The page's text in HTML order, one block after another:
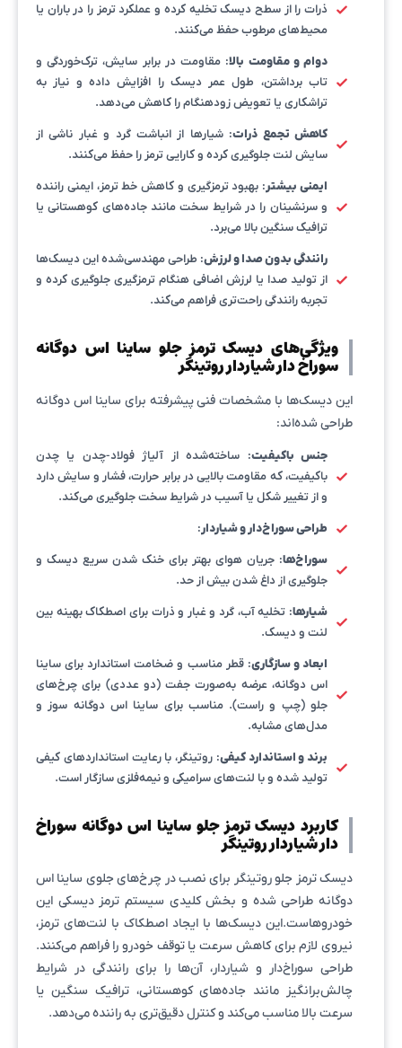
ذرات را از سطح دیسک تخلیه کرده و عملکرد ترمز را در باران یا
محیط‌های مرطوب حفظ می‌کنند.
دوام و مقاومت بالا: مقاومت در برابر سایش، ترک‌خوردگی و
تاب برداشتن، طول عمر دیسک را افزایش داده و نیاز به
تراشکاری یا تعویض زودهنگام را کاهش می‌دهد.
کاهش تجمع ذرات: شیارها از انباشت گرد و غبار ناشی از
سایش لنت جلوگیری کرده و کارایی ترمز را حفظ می‌کنند.
ایمنی بیشتر: بهبود ترمزگیری و کاهش خط ترمز، ایمنی راننده
و سرنشینان را در شرایط سخت مانند جاده‌های کوهستانی یا
ترافیک سنگین بالا می‌برد.
رانندگی بدون صدا و لرزش: طراحی مهندسی‌شده این دیسک‌ها
از تولید صدا یا لرزش اضافی هنگام ترمزگیری جلوگیری کرده و
تجربه رانندگی راحت‌تری فراهم می‌کند.
ویژگی‌های دیسک ترمز جلو ساینا اس دوگانه
سوراخ دار شیاردار روتینگر
این دیسک‌ها با مشخصات فنی پیشرفته برای ساینا اس دوگانه
طراحی شده‌اند:
جنس باکیفیت: ساخته‌شده از آلیاژ فولاد-چدن یا چدن
باکیفیت، که مقاومت بالایی در برابر حرارت، فشار و سایش دارد
و از تغییر شکل یا آسیب در شرایط سخت جلوگیری می‌کند.
طراحی سوراخ‌دار و شیاردار:
سوراخ‌ها: جریان هوای بهتر برای خنک شدن سریع دیسک و
جلوگیری از داغ شدن بیش از حد.
شیارها: تخلیه آب، گرد و غبار و ذرات برای اصطکاک بهینه بین
لنت و دیسک.
ابعاد و سازگاری: قطر مناسب و ضخامت استاندارد برای ساینا
اس دوگانه، عرضه به‌صورت جفت (دو عددی) برای چرخ‌های
جلو (چپ و راست). مناسب برای ساینا اس دوگانه سوز و
مدل‌های مشابه.
برند و استاندارد کیفی: روتینگر، با رعایت استانداردهای کیفی
تولید شده و با لنت‌های سرامیکی و نیمه‌فلزی سازگار است.
کاربرد دیسک ترمز جلو ساینا اس دوگانه سوراخ
دار شیاردار روتینگر
دیسک ترمز جلو روتینگر برای نصب در چرخ‌های جلوی ساینا اس
دوگانه طراحی شده و بخش کلیدی سیستم ترمز دیسکی این
خودروهاست.این دیسک‌ها با ایجاد اصطکاک با لنت‌های ترمز،
نیروی لازم برای کاهش سرعت یا توقف خودرو را فراهم می‌کنند.
طراحی سوراخ‌دار و شیاردار، آن‌ها را برای رانندگی در شرایط
چالش‌برانگیز مانند جاده‌های کوهستانی، ترافیک سنگین یا
سرعت بالا مناسب می‌کند و کنترل دقیق‌تری به راننده می‌دهد.